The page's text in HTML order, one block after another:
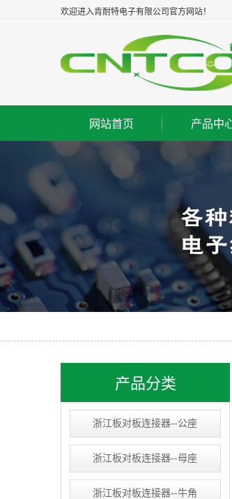
欢迎进入肯耐特电子有限公司官方网站！
网站首页
产品中
浙江板
浙江板
浙江板
浙江
浙江IC
浙江
浙江IC
浙江线束
浙江D-
产品分类
浙江板对板连接器--公座
浙江板对板连接器--母座
浙江板对板连接器--牛角